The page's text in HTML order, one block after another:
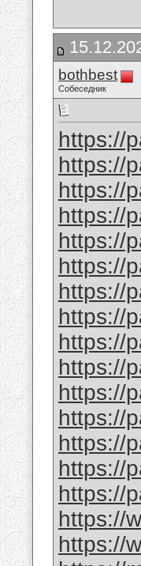
bothbest
Собеседник
https://
https://
https://
https://
https://
https://
https://
https://
https://
https://
https://
https://
https://
https://
https://
https://
https://